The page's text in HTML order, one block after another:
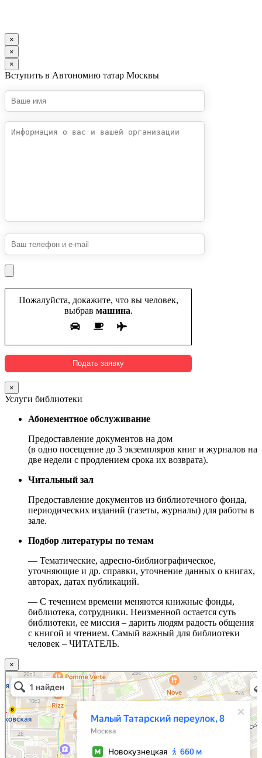
×
×
×
Вступить в Автономию татар Москвы
Пожалуйста, докажите, что вы человек,
выбрав машина.
×
Услуги библиотеки
Абонементное обслуживание
Предоставление документов на дом
(в одно посещение до 3 экземпляров книг и журналов на
две недели с продлением срока их возврата).
Читальный зал
Предоставление документов из библиотечного фонда,
периодических изданий (газеты, журналы) для работы в
зале.
Подбор литературы по темам
— Тематические, адресно-библиографическое,
уточняющие и др. справки, уточнение данных о книгах,
авторах, датах публикаций.
— С течением времени меняются книжные фонды,
библиотека, сотрудники. Неизменной остается суть
библиотеки, ее миссия – дарить людям радость общения
с книгой и чтением. Самый важный для библиотеки
человек – ЧИТАТЕЛЬ.
×
Москва
Малый Татарский переулок, 8 на карте Москвы, ближайшее метро Новокузнецкая —
Яндекс.Карты